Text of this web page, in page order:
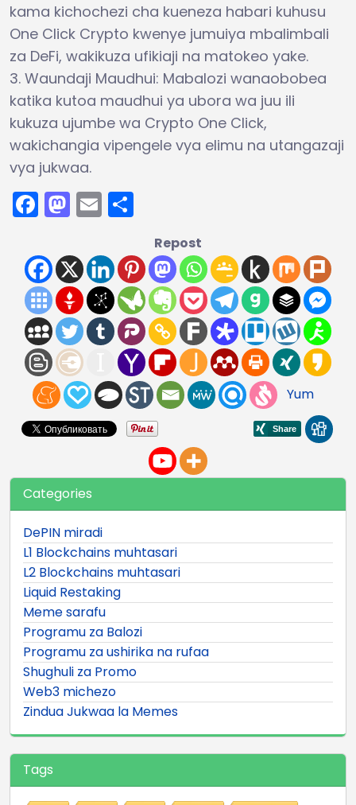
kama kichochezi cha kueneza habari kuhusu
One Click Crypto kwenye jumuiya mbalimbali
za DeFi, wakikuza ufikiaji na matokeo yake.
3. Waundaji Maudhui: Mabalozi wanaobobea
katika kutoa maudhui ya ubora wa juu ili
kukuza ujumbe wa Crypto One Click,
wakichangia vipengele vya elimu na utangazaji
vya jukwaa.
Facebook
Mastodon
Email
Repost
Yum
Categories
DePIN miradi
L1 Blockchains muhtasari
L2 Blockchains muhtasari
Liquid Restaking
Meme sarafu
Programu za Balozi
Programu za ushirika na rufaa
Shughuli za Promo
Web3 michezo
Zindua Jukwaa la Memes
Tags